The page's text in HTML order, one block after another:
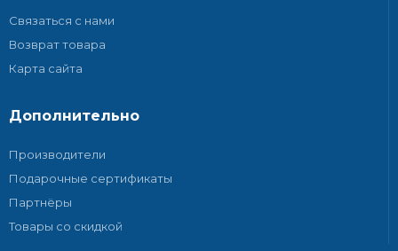
Связаться с нами
Возврат товара
Карта сайта
Дополнительно
Производители
Подарочные сертификаты
Партнёры
Товары со скидкой